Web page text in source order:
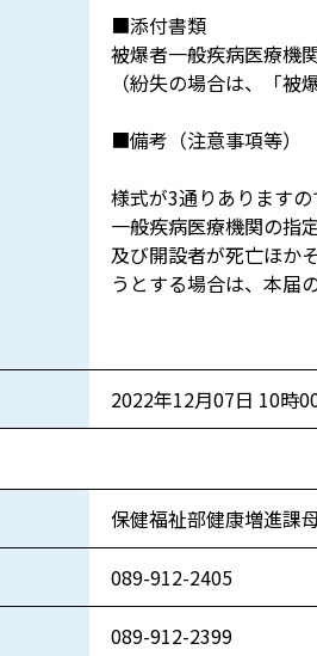
■添付書類
被爆者一般疾病医療機
（紛失の場合は、「被
■備考（注意事項等）
様式が3通りあります
一般疾病医療機関の指
及び開設者が死亡ほか
うとする場合は、本届
2022年12月07日 10時
保健福祉部健康増進課
089-912-2405
089-912-2399